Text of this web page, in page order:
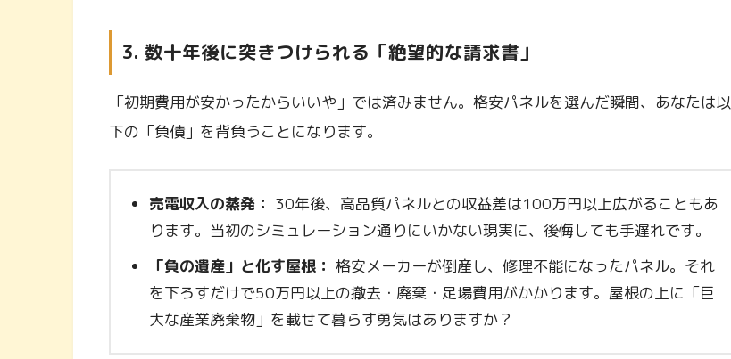
3. 数十年後に突きつけられる「絶望的な請求書」
「初期費用が安かったからいいや」では済みません。格安パネルを選んだ瞬間、あなたは以
下の「負債」を背負うことになります。
売電収入の蒸発： 30年後、高品質パネルとの収益差は100万円以上広がることもあ
ります。当初のシミュレーション通りにいかない現実に、後悔しても手遅れです。
「負の遺産」と化す屋根： 格安メーカーが倒産し、修理不能になったパネル。それ
を下ろすだけで50万円以上の撤去・廃棄・足場費用がかかります。屋根の上に「巨
大な産業廃棄物」を載せて暮らす勇気はありますか？